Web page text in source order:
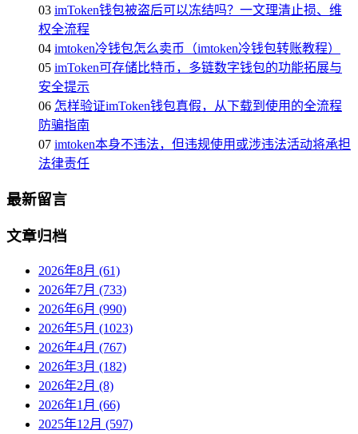
03 imToken钱包被盗后可以冻结吗？一文理清止损、维
权全流程
04 imtoken冷钱包怎么卖币（imtoken冷钱包转账教程）
05 imToken可存储比特币，多链数字钱包的功能拓展与
安全提示
06 怎样验证imToken钱包真假，从下载到使用的全流程
防骗指南
07 imtoken本身不违法，但违规使用或涉违法活动将承担
法律责任
最新留言
文章归档
2026年8月 (61)
2026年7月 (733)
2026年6月 (990)
2026年5月 (1023)
2026年4月 (767)
2026年3月 (182)
2026年2月 (8)
2026年1月 (66)
2025年12月 (597)